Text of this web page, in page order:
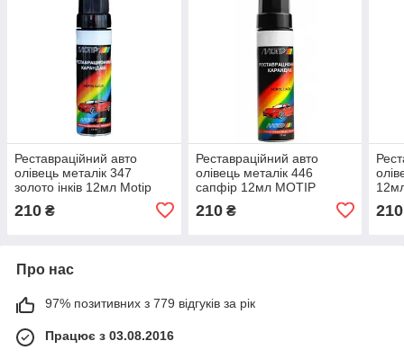
Реставраційний авто
олівець металік 347
золото інків 12мл Motip
210 ₴
Реставраційний авто
олівець металік 446
сапфір 12мл MOTIP
210₴ 210
Про нас
97% позитивних з 779 відгуків за рік
Працює з 03.08.2016